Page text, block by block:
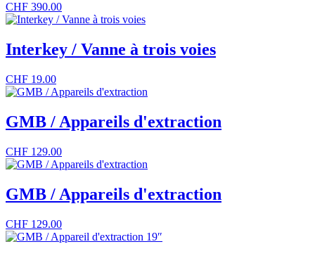
CHF 390.00
Interkey / Vanne à trois voies
CHF 19.00
GMB / Appareils d'extraction
CHF 129.00
GMB / Appareils d'extraction
CHF 129.00